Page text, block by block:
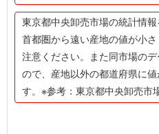
東京都中央卸売市場の統計情報
首都圏から遠い産地の値が小
注意ください。また同市場の
ので、産地以外の都道府県に
す。※参考：東京都中央卸売市